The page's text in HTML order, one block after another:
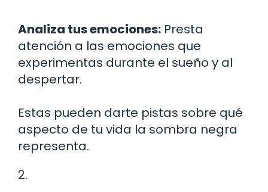
Analiza tus emociones: Presta
atención a las emociones que
experimentas durante el sueño y al
despertar.
Estas pueden darte pistas sobre qué
aspecto de tu vida la sombra negra
representa.
2.